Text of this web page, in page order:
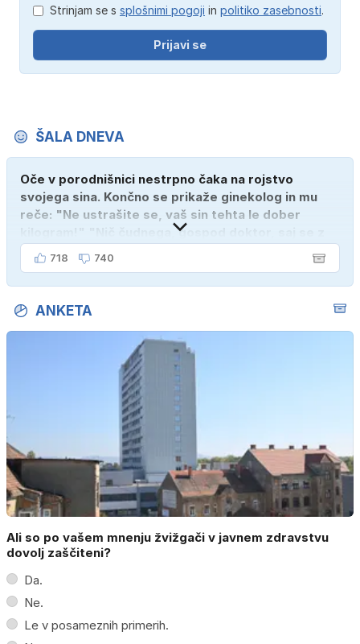
Strinjam se s splošnimi pogoji in politiko zasebnosti.
Prijavi se
ŠALA DNEVA
Oče v porodnišnici nestrpno čaka na rojstvo
svojega sina. Končno se prikaže ginekolog in mu
reče: "Ne ustrašite se, vaš sin tehta le dober
kilogram!" "Nič čudnega, gospod doktor, saj se z
ženo poznava šele tri mesece."
718 740
ANKETA
Ali so po vašem mnenju žvižgači v javnem zdravstvu
dovolj zaščiteni?
Da.
Ne.
Le v posameznih primerih.